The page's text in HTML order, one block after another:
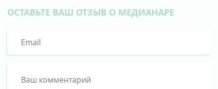
ОСТАВЬТЕ ВАШ ОТЗЫВ О МЕДИАНАРЕ